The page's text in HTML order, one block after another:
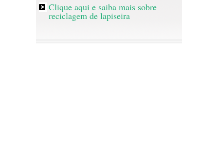
Clique aqui e saiba mais sobre
reciclagem de lapiseira